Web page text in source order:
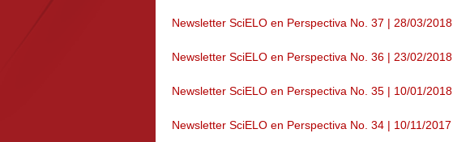
Newsletter SciELO en Perspectiva No. 37 | 28/03/2018
Newsletter SciELO en Perspectiva No. 36 | 23/02/2018
Newsletter SciELO en Perspectiva No. 35 | 10/01/2018
Newsletter SciELO en Perspectiva No. 34 | 10/11/2017